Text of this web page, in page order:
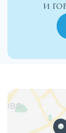
и